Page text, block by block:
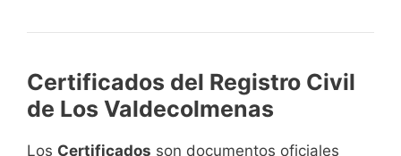
Certificados del Registro Civil
de Los Valdecolmenas
Los Certificados son documentos oficiales